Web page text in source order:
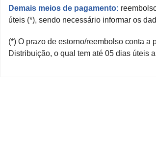
Demais meios de pagamento:
úteis (*), sendo necessário informar os
(*) O prazo de estorno/reembolso conta
Distribuição, o qual tem até 05 dias úteis